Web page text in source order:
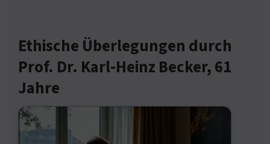
Ethische Überlegungen durch
Prof. Dr. Karl-Heinz Becker, 61
Jahre